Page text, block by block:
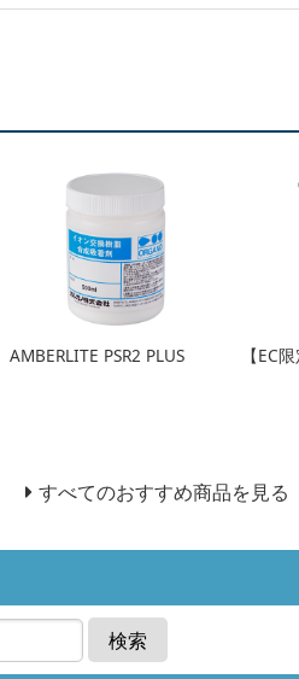
AMBERLITE PSR2 PLUS 【EC
すべてのおすすめ商品を見る
検索